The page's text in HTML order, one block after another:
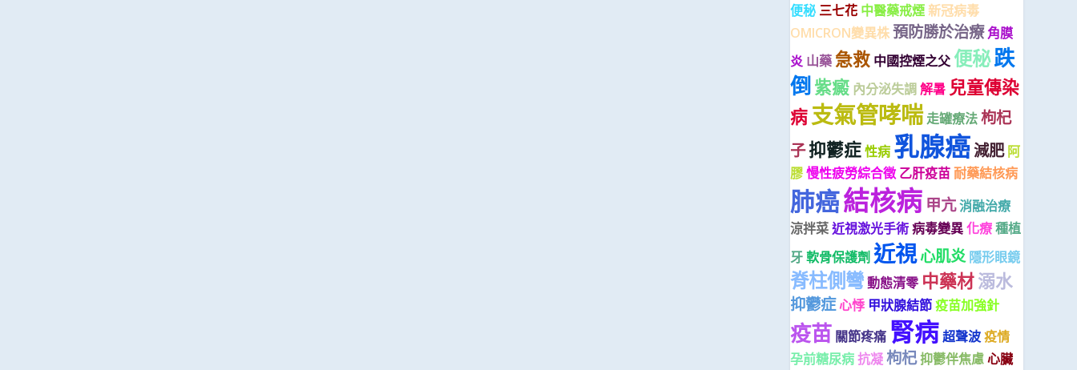
便秘 三七花 中醫藥戒煙 新冠病毒
OMICRON變異株預防勝於治療 角膜
炎 山藥急救 中國控煙之父 便秘跌
倒紫癜 內分泌失調 解暑 兒童傳染
病支氣管哮喘 走罐療法枸杞
子抑鬱症性病 乳腺癌減肥 阿
膠慢性疲勞綜合徵 乙肝疫苗耐藥結核病
肺癌結核病 甲亢消融治療
涼拌菜近視激光手術病毒變異化療種植
牙軟骨保護劑 近視心肌炎 隱形眼鏡
脊柱側彎動態清零 中藥材溺水
抑鬱症心悸 甲狀腺結節疫苗加強針
疫苗 關節疼痛 腎病超聲波疫情
孕前糖尿病抗凝枸杞抑鬱伴焦慮心臟